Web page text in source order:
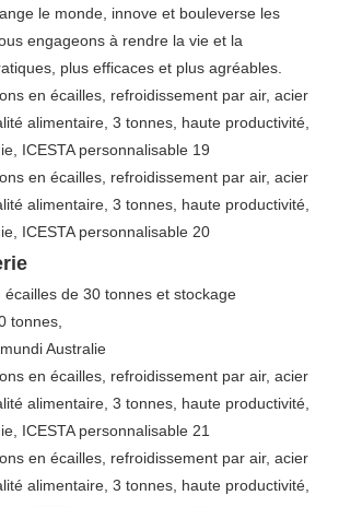
le monde, innove et bouleverse les
engageons à rendre la vie et la
plus efficaces et plus agréables.
écailles de 30 tonnes et stockage
tonnes,
Australie